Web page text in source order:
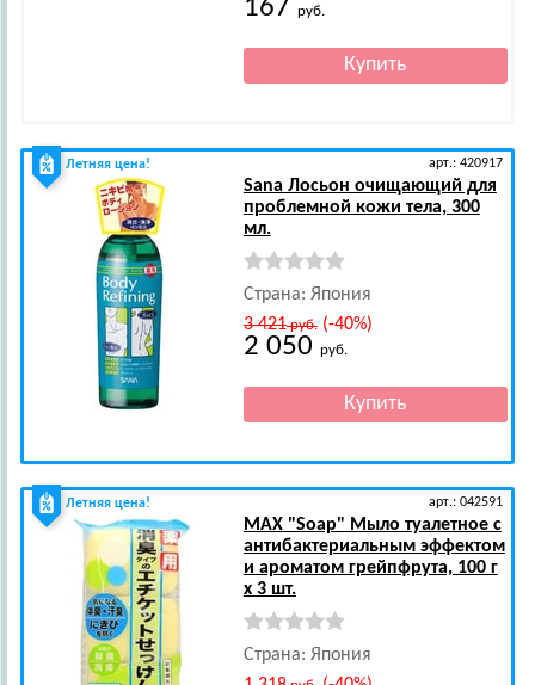
167 руб.
Летняя цена! арт.: 420917
Sana Лосьон очищающий для
проблемной кожи тела, 300
мл.
Страна: Япония
3 421руб.(-40%)
2 050 руб.
Летняя цена! арт.: 042591
MAX"Soap" Мыло туалетное с
антибактериальным эффектом
и ароматом грейпфрута, 100 г
х 3 шт.
Страна: Япония